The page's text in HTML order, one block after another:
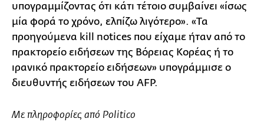
υπογραμμίζοντας ότι κάτι τέτοιο συμβαίνει «ίσως
μία φορά το χρόνο, ελπίζω λιγότερο». «Τα
προηγούμενα kill notices που είχαμε ήταν από το
πρακτορείο ειδήσεων της Βόρειας Κορέας ή το
ιρανικό πρακτορείο ειδήσεων» υπογράμμισε ο
διευθυντής ειδήσεων του AFP.
Με πληροφορίες από Politico